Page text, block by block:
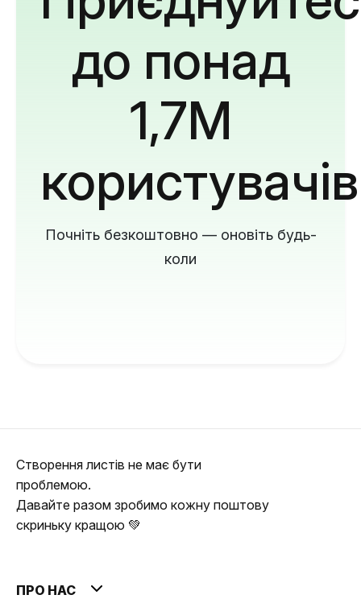
до понад
1,7M
користувачів
Почніть безкоштовно — оновіть будь-
коли
Створення листів не має бути
проблемою.
Давайте разом зробимо кожну поштову
скриньку кращою 💚
ПРО НАС